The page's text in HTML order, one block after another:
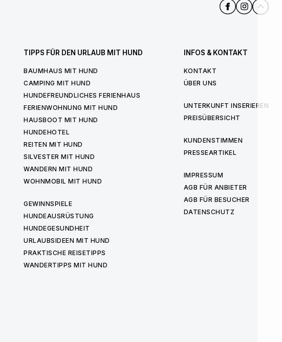
TIPPS FÜR DEN URLAUB MIT HUND
BAUMHAUS MIT HUND
CAMPING MIT HUND
HUNDEFREUNDLICHES FERIENHAUS
FERIENWOHNUNG MIT HUND
HAUSBOOT MIT HUND
HUNDEHOTEL
REITEN MIT HUND
SILVESTER MIT HUND
WANDERN MIT HUND
WOHNMOBIL MIT HUND
GEWINNSPIELE
HUNDEAUSRÜSTUNG
HUNDEGESUNDHEIT
URLAUBSIDEEN MIT HUND
PRAKTISCHE REISETIPPS
WANDERTIPPS MIT HUND
INFOS & KONTAKT
KONTAKT
ÜBER UNS
UNTERKUNFT INSERIEREN
PREISÜBERSICHT
KUNDENSTIMMEN
PRESSEARTIKEL
IMPRESSUM
AGB FÜR ANBIETER
AGB FÜR BESUCHER
DATENSCHUTZ